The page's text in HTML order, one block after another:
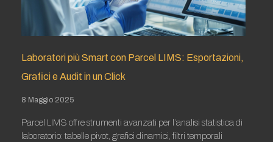
Laboratori più Smart con Parcel LIMS: Esportazioni,
Grafici e Audit in un Click
8 Maggio 2025
Parcel LIMS offre strumenti avanzati per l’analisi statistica di
laboratorio: tabelle pivot, grafici dinamici, filtri temporali